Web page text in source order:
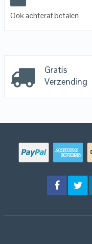
Ook achteraf betalen
Gratis
Verzending